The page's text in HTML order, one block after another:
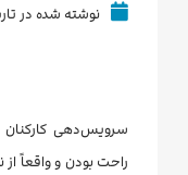
نوشته شده در تاریخ :
سرویس‌دهی
راحت بودن و واقعاً